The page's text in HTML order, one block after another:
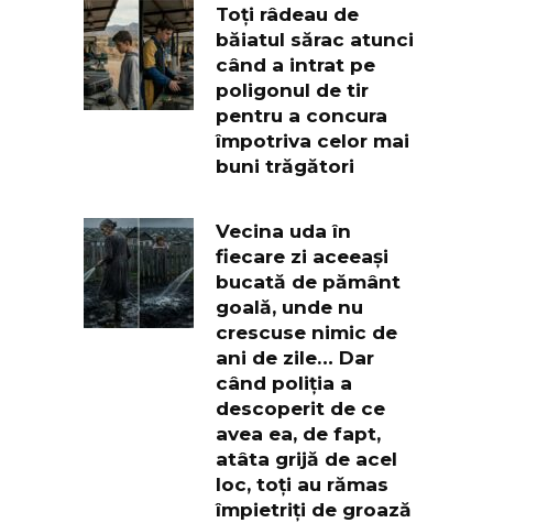
Toți râdeau de
băiatul sărac atunci
când a intrat pe
poligonul de tir
pentru a concura
împotriva celor mai
buni trăgători
Vecina uda în
fiecare zi aceeași
bucată de pământ
goală, unde nu
crescuse nimic de
ani de zile… Dar
când poliția a
descoperit de ce
avea ea, de fapt,
atâta grijă de acel
loc, toți au rămas
împietriți de groază